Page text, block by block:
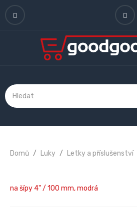
Domů Luky Letky a příslušenství
na šípy 4" / 100 mm, modrá